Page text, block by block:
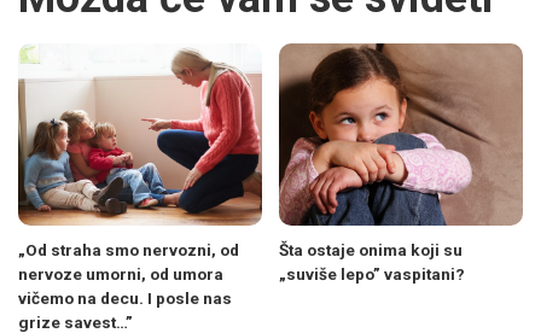
„Od straha smo nervozni, od
nervoze umorni, od umora
vičemo na decu. I posle nas
grize savest…”
Šta ostaje onima koji su
„suviše lepo” vaspitani?